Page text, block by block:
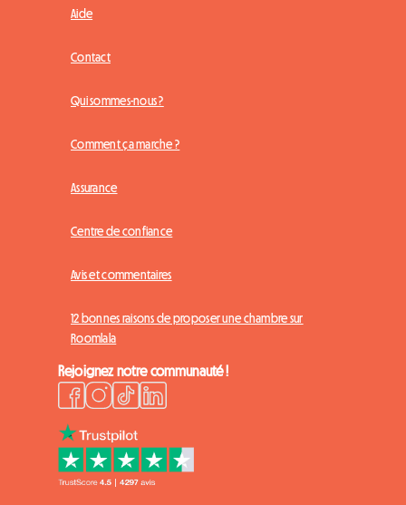
Aide
Contact
Qui sommes-nous ?
Comment ça marche ?
Assurance
Centre de confiance
Avis et commentaires
12 bonnes raisons de proposer une chambre sur
Roomlala
Rejoignez notre communauté !